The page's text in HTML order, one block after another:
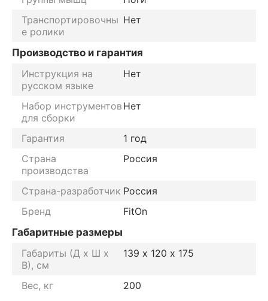
Транспортировочны
е ролики
Нет
Производство и гарантия
Инструкция на
русском языке
Нет
Набор инструментов
для сборки
Нет
Гарантия
1 год
Страна
производства
Россия
Страна-разработчик Россия
Бренд
FitOn
Габаритные размеры
Габариты (Д х Ш х
В), см
139 х 120 х 175
Вес, кг 200